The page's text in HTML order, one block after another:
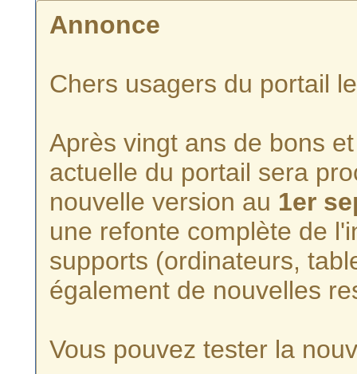
Annonce
Chers usagers du portail
Après vingt ans de bons
actuelle du portail sera
nouvelle version au 1er
une refonte complète de
supports (ordinateurs,
également de nouvelles
Vous pouvez tester la